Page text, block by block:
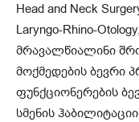
Head and Neck
Laryngo-Rhino-
მრავალწიალინი
მოქმედების ბევრი
ფუნქციონერების
სმენის